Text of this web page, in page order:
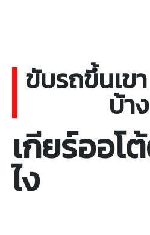
ขับรถขึ้นเข
บ้า
เกียร์ออโ
ไง